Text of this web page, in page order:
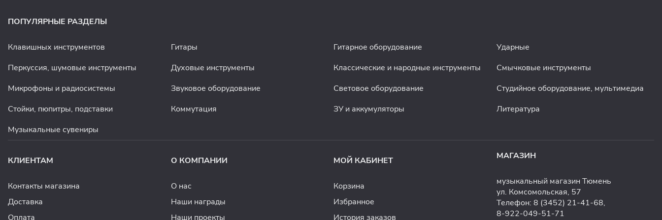
ПОПУЛЯРНЫЕ РАЗДЕЛЫ
Клавишных инструментов Гитары Гитарное оборудование
Ударные
Перкуссия, шумовые инструменты
Духовые инструменты Классические и народные инструменты
Смычковые инструменты
Микрофоны и радиосистемы
Звуковое оборудование Световое оборудование
Студийное оборудование, мультимедиа
Стойки, пюпитры, подставки
Коммутация ЗУ и аккумуляторы
Литература
Музыкальные сувениры
КЛИЕНТАМ
Контакты магазина
Доставка
Оплата
О КОМПАНИИ
О нас
Наши награды
Наши проекты
МОЙ КАБИНЕТ
Корзина
Избранное
История заказов
МАГАЗИН
музыкальный магазин Тюмень
ул. Комсомольская, 57
Телефон: 8 (3452) 21-41-68,
8-922-049-51-71